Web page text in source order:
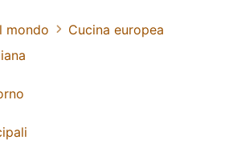
mondo
Cucina europea